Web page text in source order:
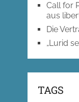
Call for
aus
Die
„Lurid
TAGS